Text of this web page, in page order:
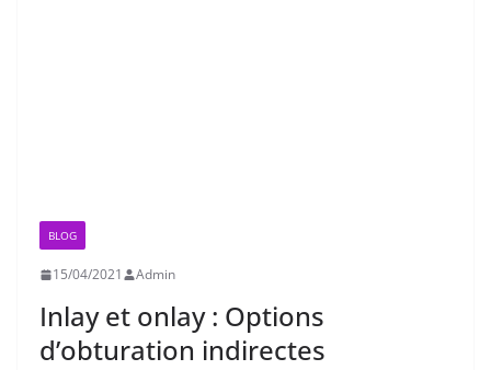
BLOG
15/04/2021 Admin
Inlay et onlay : Options
d’obturation indirectes